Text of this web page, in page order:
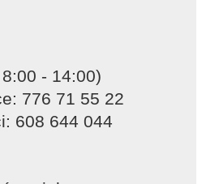
- 14:00)
776 71 55 22
608 644 044